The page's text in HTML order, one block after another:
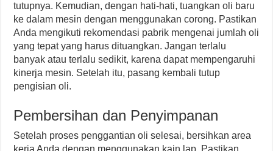
tutupnya. Kemudian, dengan hati-hati, tuangkan oli baru
ke dalam mesin dengan menggunakan corong. Pastikan
Anda mengikuti rekomendasi pabrik mengenai jumlah oli
yang tepat yang harus dituangkan. Jangan terlalu
banyak atau terlalu sedikit, karena dapat mempengaruhi
kinerja mesin. Setelah itu, pasang kembali tutup
pengisian oli.
Pembersihan dan Penyimpanan
Setelah proses penggantian oli selesai, bersihkan area
kerja Anda dengan menggunakan kain lap. Pastikan